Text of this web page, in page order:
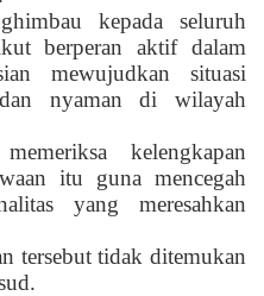
kepada seluruh
berperan aktif dalam
mewujudkan situasi
nyaman di wilayah
kelengkapan
itu guna mencegah
yang meresahkan
tersebut tidak ditemukan